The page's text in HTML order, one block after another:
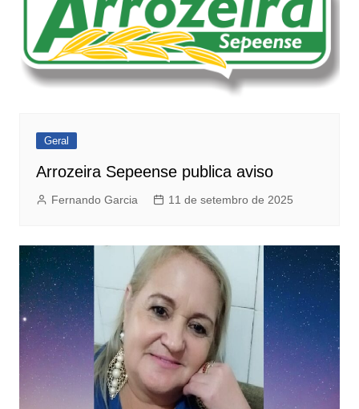
Geral
Arrozeira Sepeense publica aviso
Fernando Garcia 11 de setembro de 2025